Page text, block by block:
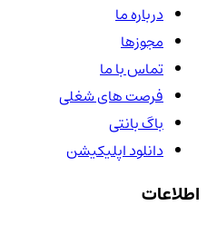
درباره ما
مجوزها
تماس با ما
فرصت های شغلی
باگ بانتی
دانلود اپلیکیشن
اطلاعات